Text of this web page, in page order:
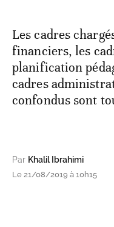
Les cadres
financiers, les
planification
cadres
confondus sont
Par Khalil Ibrahimi
Le 21/08/2019 à 10h15